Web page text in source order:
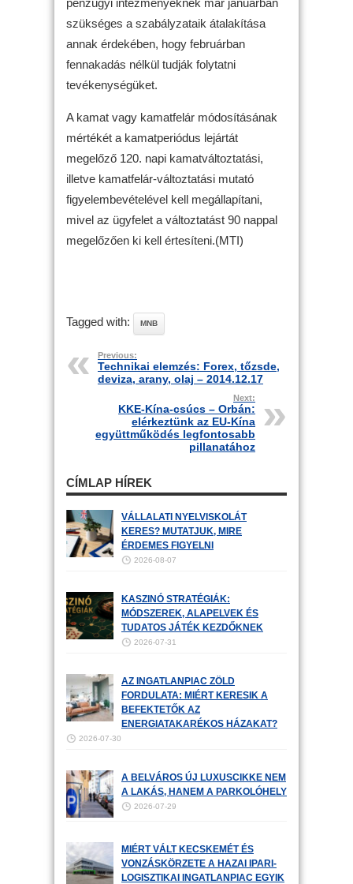
szükséges a szabályzataik átalakítása
annak érdekében, hogy februárban
fennakadás nélkül tudják folytatni
tevékenységüket.
A kamat vagy kamatfelár módosításának
mértékét a kamatperiódus lejártát
megelőző 120. napi kamatváltoztatási,
illetve kamatfelár-változtatási mutató
figyelembevételével kell megállapítani,
mivel az ügyfelet a változtatást 90 nappal
megelőzően ki kell értesíteni.(MTI)
Tagged with: MNB
Previous:
Technikai elemzés: Forex, tőzsde,
deviza, arany, olaj – 2014.12.17
Next:
KKE-Kína-csúcs – Orbán:
elérkeztünk az EU-Kína
együttműködés legfontosabb
pillanatához
CÍMLAP HÍREK
VÁLLALATI NYELVISKOLÁT
KERES? MUTATJUK, MIRE
ÉRDEMES FIGYELNI
2026-08-07
KASZINÓ STRATÉGIÁK:
MÓDSZEREK, ALAPELVEK ÉS
TUDATOS JÁTÉK KEZDŐKNEK
2026-07-31
AZ INGATLANPIAC ZÖLD
FORDULATA: MIÉRT KERESIK A
BEFEKTETŐK AZ
ENERGIATAKARÉKOS HÁZAKAT?
2026-07-30
A BELVÁROS ÚJ LUXUSCIKKE NEM
A LAKÁS, HANEM A PARKOLÓHELY
2026-07-29
MIÉRT VÁLT KECSKEMÉT ÉS
VONZÁSKÖRZETE A HAZAI IPARI-
LOGISZTIKAI INGATLANPIAC EGYIK